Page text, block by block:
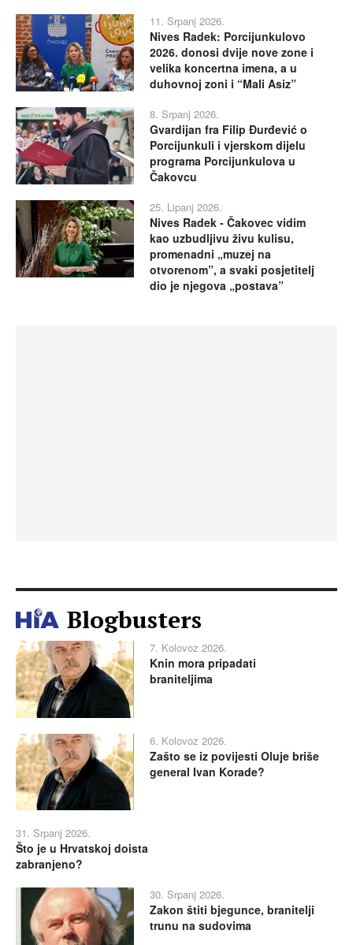
11. Srpanj 2026.
Nives Radek: Porcijunkulovo
2026. donosi dvije nove zone i
velika koncertna imena, a u
duhovnoj zoni i “Mali Asiz”
8. Srpanj 2026.
Gvardijan fra Filip Đurđević o
Porcijunkuli i vjerskom dijelu
programa Porcijunkulova u
Čakovcu
25. Lipanj 2026.
Nives Radek - Čakovec vidim
kao uzbudljivu živu kulisu,
promenadni „muzej na
otvorenom”, a svaki posjetitelj
dio je njegova „postava”
Blogbusters
7. Kolovoz 2026.
Knin mora pripadati
braniteljima
6. Kolovoz 2026.
Zašto se iz povijesti Oluje briše
general Ivan Korade?
31. Srpanj 2026.
Što je u Hrvatskoj doista
zabranjeno?
30. Srpanj 2026.
Zakon štiti bjegunce, branitelji
trunu na sudovima